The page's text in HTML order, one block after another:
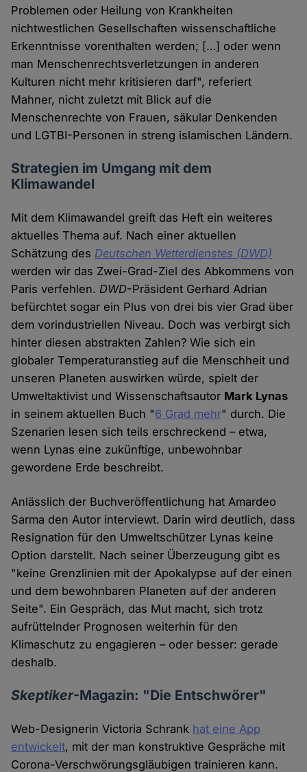
Problemen oder Heilung von Krankheiten
nichtwestlichen Gesellschaften wissenschaftliche
Erkenntnisse vorenthalten werden; […] oder wenn
man Menschenrechtsverletzungen in anderen
Kulturen nicht mehr kritisieren darf", referiert
Mahner, nicht zuletzt mit Blick auf die
Menschenrechte von Frauen, säkular Denkenden
und LGTBI-Personen in streng islamischen Ländern.
Strategien im Umgang mit dem
Klimawandel
Mit dem Klimawandel greift das Heft ein weiteres
aktuelles Thema auf. Nach einer aktuellen
Schätzung des Deutschen Wetterdienstes (DWD)
werden wir das Zwei-Grad-Ziel des Abkommens von
Paris verfehlen. DWD-Präsident Gerhard Adrian
befürchtet sogar ein Plus von drei bis vier Grad über
dem vorindustriellen Niveau. Doch was verbirgt sich
hinter diesen abstrakten Zahlen? Wie sich ein
globaler Temperaturanstieg auf die Menschheit und
unseren Planeten auswirken würde, spielt der
Umweltaktivist und Wissenschaftsautor Mark Lynas
in seinem aktuellen Buch "6 Grad mehr" durch. Die
Szenarien lesen sich teils erschreckend – etwa,
wenn Lynas eine zukünftige, unbewohnbar
gewordene Erde beschreibt.
Anlässlich der Buchveröffentlichung hat Amardeo
Sarma den Autor interviewt. Darin wird deutlich, dass
Resignation für den Umweltschützer Lynas keine
Option darstellt. Nach seiner Überzeugung gibt es
"keine Grenzlinien mit der Apokalypse auf der einen
und dem bewohnbaren Planeten auf der anderen
Seite". Ein Gespräch, das Mut macht, sich trotz
aufrüttelnder Prognosen weiterhin für den
Klimaschutz zu engagieren – oder besser: gerade
deshalb.
Skeptiker-Magazin: "Die Entschwörer"
Web-Designerin Victoria Schrank hat eine App
entwickelt, mit der man konstruktive Gespräche mit
Corona-Verschwörungsgläubigen trainieren kann.